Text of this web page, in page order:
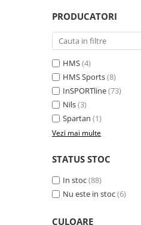
Scaune auto ISOFIX
Accesorii scaune auto
Scaune de masa
Camera copilului
Patuturi din lemn
Patuturi lemn pana la 120 x 60 cm
Pat copii 160 x 80 cm
Saltele patut copii
PRODUCATORI
HMS(4)
HMS Sports(8)
InSPORTline(73)
Nils(3)
Spartan (1)
Vezi mai multe
STATUS STOC
In stoc(88)
Nu este in stoc(6)
CULOARE